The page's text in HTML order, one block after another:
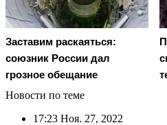
Заставим раскаяться:
союзник России дал
грозное обещание
Новости по теме
17:23 Ноя. 27, 2022